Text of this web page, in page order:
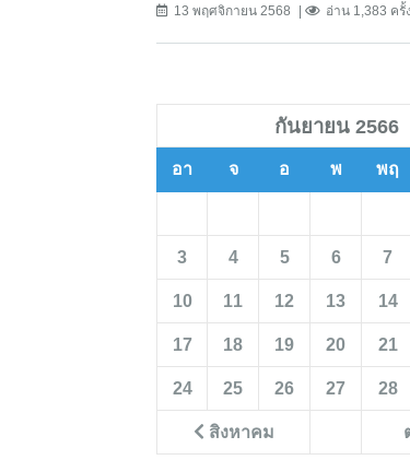
13 พฤศจิกายน 2568 อ่าน 1,383 ครั้ง
กันยายน 2566
อา จ อ พ พฤ
สิงหาคม
3 4 5 6 7
10 11 12 13 14
17 18 19 20 21
24 25 26 27 28